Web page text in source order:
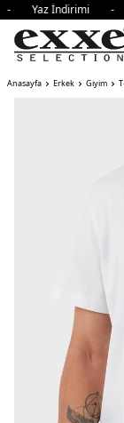
Yaz
Anasayfa Erkek Giyim